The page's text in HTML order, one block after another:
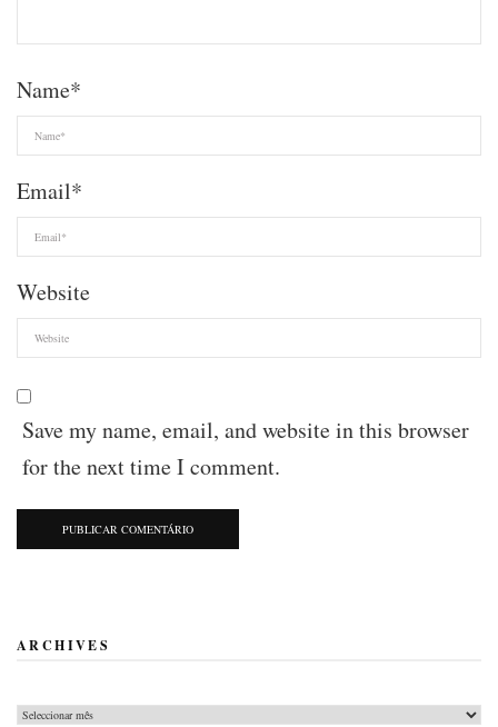
Name*
Email*
Website
Save my name, email, and website in this browser
for the next time I comment.
ARCHIVES
Archives